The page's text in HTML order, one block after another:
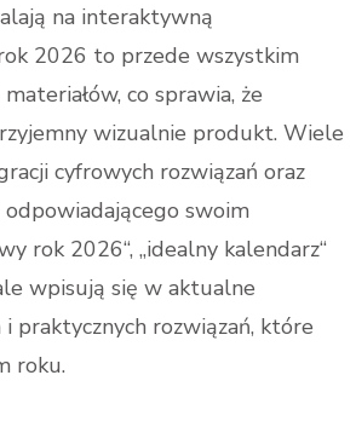
na interaktywną
2026 to przede wszystkim
co sprawia, że
wizualnie produkt. Wiele
cyfrowych rozwiązań oraz
odpowiadającego swoim
rok 2026“, „idealny kalendarz“
wpisują się w aktualne
praktycznych rozwiązań, które
roku.